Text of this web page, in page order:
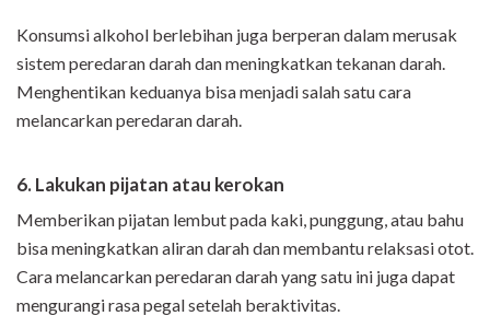
Konsumsi alkohol berlebihan juga berperan dalam merusak
sistem peredaran darah dan meningkatkan tekanan darah.
Menghentikan keduanya bisa menjadi salah satu cara
melancarkan peredaran darah.
6. Lakukan pijatan atau kerokan
Memberikan pijatan lembut pada kaki, punggung, atau bahu
bisa meningkatkan aliran darah dan membantu relaksasi otot.
Cara melancarkan peredaran darah yang satu ini juga dapat
mengurangi rasa pegal setelah beraktivitas.